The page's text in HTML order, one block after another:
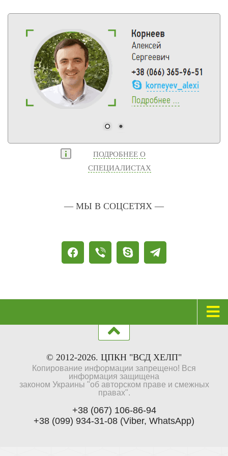
ПОДРОБНЕЕ О
СПЕЦИАЛИСТАХ
— МЫ В СОЦСЕТЯХ —
Психологическая коррекция
Вегето-сосудистая дистония (ВСД)
Паническое расстройство (с агорафобией и без)
Депрессия
© 2012-2026. ЦПКН "ВСД ХЕЛП"
Копирование информации запрещено! Вся
информация защищена
законом Украины "об авторском праве и смежных
правах".
+38 (067) 106-86-94
+38 (099) 934-31-08 (Viber, WhatsApp)